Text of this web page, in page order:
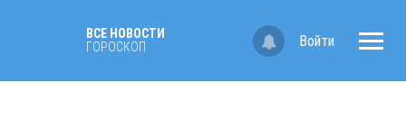
ВСЕ НОВОСТИ
ГОРОСКОП
Войти